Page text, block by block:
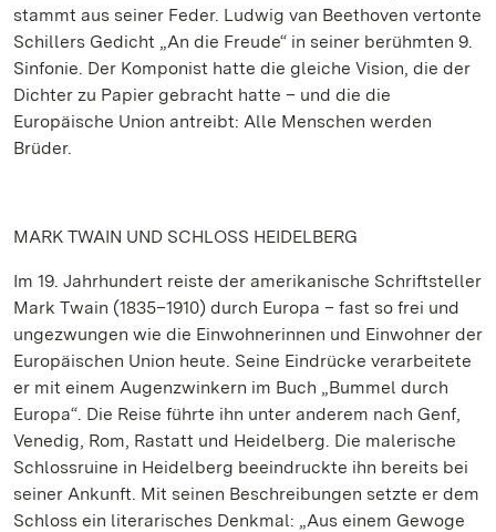
stammt aus seiner Feder. Ludwig van Beethoven vertonte
Schillers Gedicht „An die Freude“ in seiner berühmten 9.
Sinfonie. Der Komponist hatte die gleiche Vision, die der
Dichter zu Papier gebracht hatte – und die die
Europäische Union antreibt: Alle Menschen werden
Brüder.
MARK TWAIN UND SCHLOSS HEIDELBERG
Im 19. Jahrhundert reiste der amerikanische Schriftsteller
Mark Twain (1835–1910) durch Europa – fast so frei und
ungezwungen wie die Einwohnerinnen und Einwohner der
Europäischen Union heute. Seine Eindrücke verarbeitete
er mit einem Augenzwinkern im Buch „Bummel durch
Europa“. Die Reise führte ihn unter anderem nach Genf,
Venedig, Rom, Rastatt und Heidelberg. Die malerische
Schlossruine in Heidelberg beeindruckte ihn bereits bei
seiner Ankunft. Mit seinen Beschreibungen setzte er dem
Schloss ein literarisches Denkmal: „Aus einem Gewoge